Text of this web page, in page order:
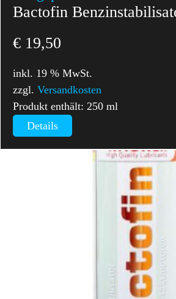
Bactofin
€ 19,50
inkl. 19 % MwSt.
zzgl.Versandkosten
Produkt enthält: 250ml
Details